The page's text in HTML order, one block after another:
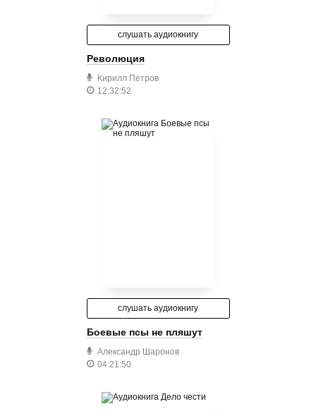
слушать аудиокнигу
Революция
Кирилл Петров
12:32:52
слушать аудиокнигу
Боевые псы не пляшут
Александр Шаронов
04:21:50